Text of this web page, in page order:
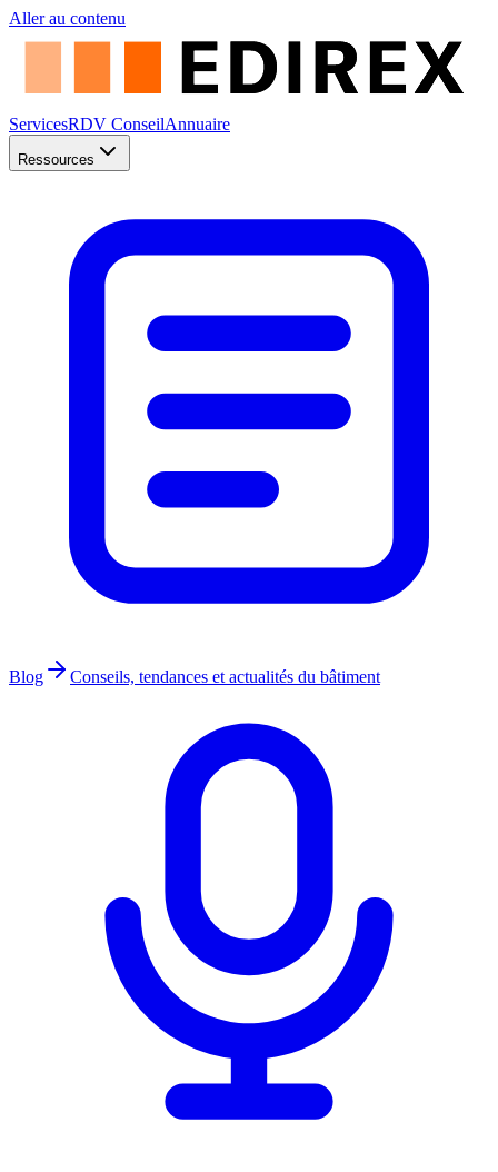
Aller au contenu
ServicesRDV ConseilAnnuaire
Ressources
Blog Conseils, tendances et actualités du bâtiment